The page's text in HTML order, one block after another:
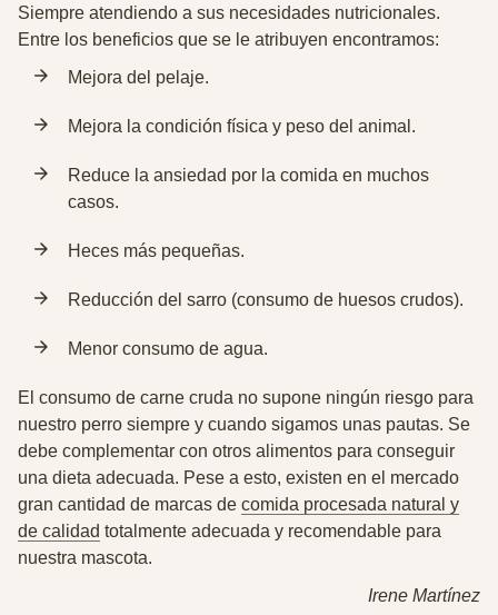
Siempre atendiendo a sus necesidades nutricionales.
Entre los beneficios que se le atribuyen encontramos:
Mejora del pelaje.
Mejora la condición física y peso del animal.
Reduce la ansiedad por la comida en muchos
casos.
Heces más pequeñas.
Reducción del sarro (consumo de huesos crudos).
Menor consumo de agua.
El consumo de carne cruda no supone ningún riesgo para
nuestro perro siempre y cuando sigamos unas pautas. Se
debe complementar con otros alimentos para conseguir
una dieta adecuada. Pese a esto, existen en el mercado
gran cantidad de marcas de comida procesada natural y
de calidad totalmente adecuada y recomendable para
nuestra mascota.
Irene Martínez